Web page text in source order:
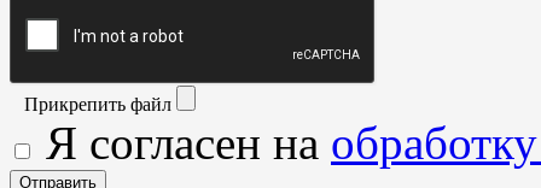
Прикрепить файл
Я согласен на